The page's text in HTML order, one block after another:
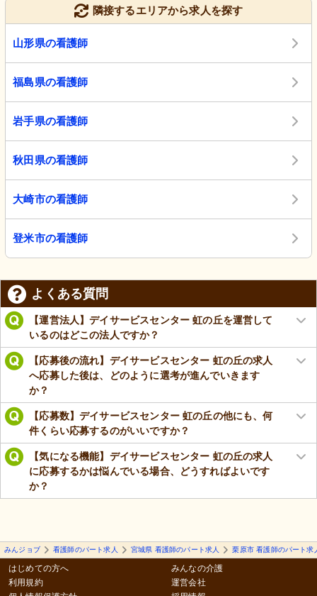
隣接するエリアから求人を探す
山形県の看護師
福島県の看護師
岩手県の看護師
秋田県の看護師
大崎市の看護師
登米市の看護師
よくある質問
【運営法人】デイサービスセンター 虹の丘を運営して
いるのはどこの法人ですか？
【応募後の流れ】デイサービスセンター 虹の丘の求人
へ応募した後は、どのように選考が進んでいきます
か？
【応募数】デイサービスセンター 虹の丘の他にも、何
件くらい応募するのがいいですか？
【気になる機能】デイサービスセンター 虹の丘の求人
に応募するかは悩んでいる場合、どうすればよいです
か？
みんジョブ 看護師のパート求人 宮城県 看護師のパート求人 栗原市 看護師のパート求
はじめての方へ
利用規約
みんなの介護
運営会社